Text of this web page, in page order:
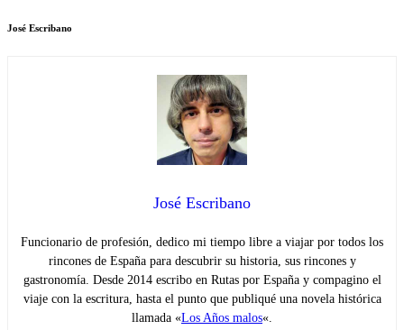
José Escribano
José Escribano
Funcionario de profesión, dedico mi tiempo libre a viajar por todos los
rincones de España para descubrir su historia, sus rincones y
gastronomía. Desde 2014 escribo en Rutas por España y compagino el
viaje con la escritura, hasta el punto que publiqué una novela histórica
llamada «Los Años malos«.